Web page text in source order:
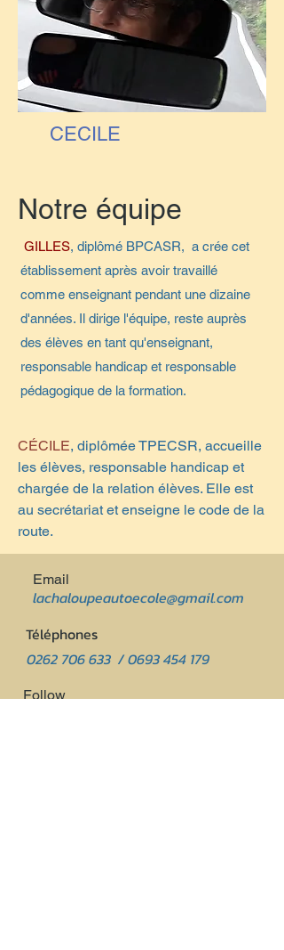
CECILE
Notre équipe
GILLES, diplômé BPCASR, a crée cet
établissement après avoir travaillé
comme enseignant pendant une dizaine
d'années. Il dirige l'équipe, reste auprès
des élèves en tant qu'enseignant,
responsable handicap et responsable
pédagogique de la formation.
CÉCILE, diplômée TPECSR, accueille
les élèves, responsable handicap et
chargée de la relation élèves. Elle est
au secrétariat et enseigne le code de la
route.
Email
lachaloupeautoecole@gmail.com
0262 706 633 /0693 454 179
Follow
Téléphones